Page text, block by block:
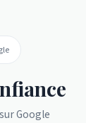
Google